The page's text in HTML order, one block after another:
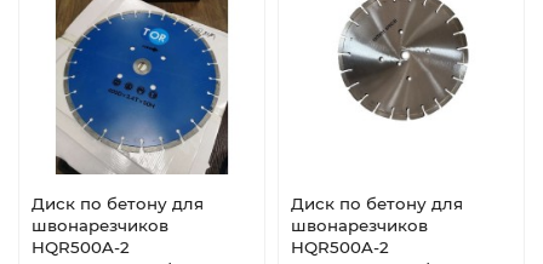
Диск по бетону для
швонарезчиков
HQR500A-2
Диск по бетону для
швонарезчиков
HQR500A-2